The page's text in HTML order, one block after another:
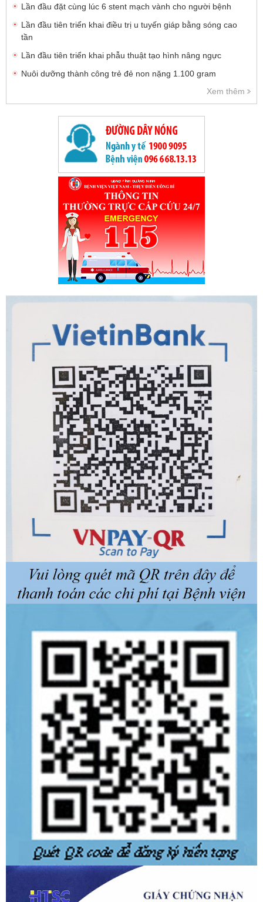
Lần đầu đặt cùng lúc 6 stent mạch vành cho người bệnh
Lần đầu tiên triển khai điều trị u tuyến giáp bằng sóng cao
tần
Lần đầu tiên triển khai phẫu thuật tạo hình nâng ngực
Nuôi dưỡng thành công trẻ đẻ non nặng 1.100 gram
Xem thêm